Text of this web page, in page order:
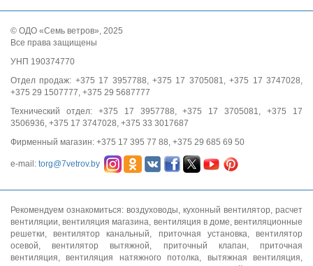
© ОДО «Семь ветров», 2025
Все права защищены
УНП 190374770
Отдел продаж: +375 17 3957788, +375 17 3705081, +375 17 3747028,
+375 29 1507777, +375 29 5687777
Технический отдел: +375 17 3957788, +375 17 3705081, +375 17
3506936, +375 17 3747028, +375 33 3017687
Фирменный магазин: +375 17 395 77 88, +375 29 685 69 50
e-mail: torg@7vetrov.by
Рекомендуем ознакомиться: воздуховоды, кухонный вентилятор, расчет
вентиляции,вентиляция магазина, вентиляция в доме,вентиляционные
решетки,вентилятор канальный, приточная установка,вентилятор
осевой,вентилятор вытяжной, приточный клапан,приточная
вентиляция,вентиляция натяжного потолка, вытяжная вентиляция,